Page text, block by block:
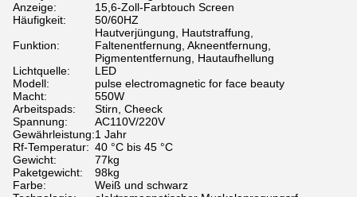
Anzeige:
15,6-Zoll-Farbtouch Screen
Häufigkeit:
50/60HZ
Funktion:
Hautverjüngung, Hautstraffung,
Faltenentfernung, Akneentfernung,
Pigmententfernung, Hautaufhellung
Lichtquelle:
LED
Modell:
pulse electromagnetic for face beauty
Macht:
550W
Arbeitspads:
Stirn, Cheeck
Spannung:
AC110V/220V
Gewährleistung:1 Jahr
Rf-Temperatur: 40 °C bis 45 °C
Gewicht:
77kg
Paketgewicht:
98kg
Farbe:
Weiß und schwarz